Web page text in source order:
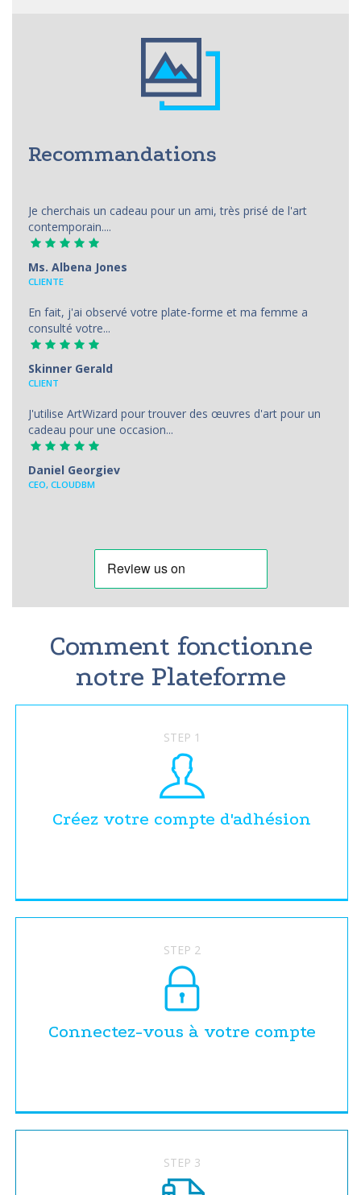
Recommandations
Je cherchais un cadeau pour un ami, très prisé de l'art
contemporain....
Ms. Albena Jones
CLIENTE
En fait, j'ai observé votre plate-forme et ma femme a
consulté votre...
Skinner Gerald
CLIENT
J'utilise ArtWizard pour trouver des œuvres d'art pour un
cadeau pour une occasion...
Daniel Georgiev
CEO, CLOUDBM
Comment fonctionne
notre Plateforme
STEP 1
Créez votre compte d'adhésion
STEP 2
Connectez-vous à votre compte
STEP 3